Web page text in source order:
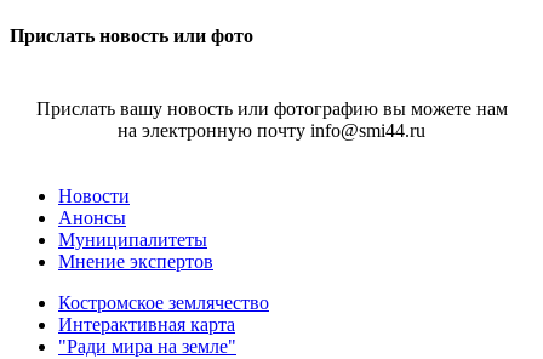
Прислать новость или фото
Прислать вашу новость или фотографию вы можете нам
на электронную почту info@smi44.ru
Новости
Анонсы
Муниципалитеты
Мнение экспертов
Костромское землячество
Интерактивная карта
"Ради мира на земле"